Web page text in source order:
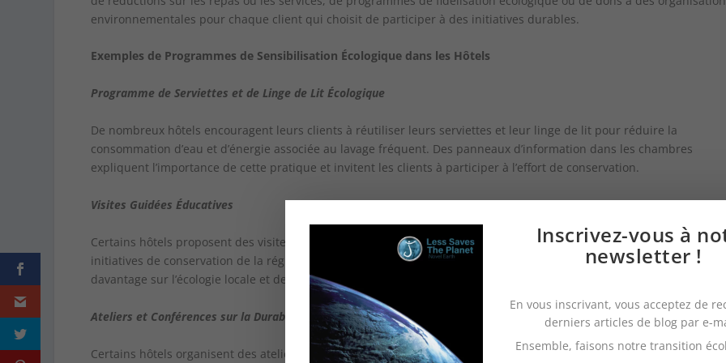
environnementales pour chaque client qui choisit de participer à des initiatives durables.
Exemples de Programmes de Sensibilisation Écologique dans les Hôtels
Programme de Serviettes et de Linge de Lit Écologique
De nombreux hôtels encouragent leurs clients à réutiliser leurs serviettes et leur linge de lit pour réduire la
consommation d’eau et d’énergie associée au lavage fréquent. Des panneaux d’information dans les chambres
expliquent l’importance de cette pratique et invitent les clients à participer à l’effort de conservation.
Visites Guidées Éducatives
Certains hôtels proposent des visites guidées éducatives qui mettent en lumière les pratiques durables de l’hôtel et
initiatives de conservation de la région environnante. Ces visites offrent aux clients l’occasion d’en apprendre
davantage sur l’écologie locale et de découvrir les efforts déployés pour protéger l’environnement.
Ateliers et Conférences sur la Durabilité
Certains hôtels organisent des ateliers et des conférences sur la durabilité environnementale, animés par des
Inscrivez-vous à
newsletter !
En vous inscrivant, vous acceptez de
derniers articles de blog par e-
Ensemble, faisons notre transition